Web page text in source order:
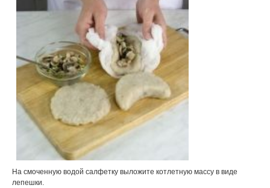
На смоченную водой салфетку выложите котлетную массу в виде
лепешки.